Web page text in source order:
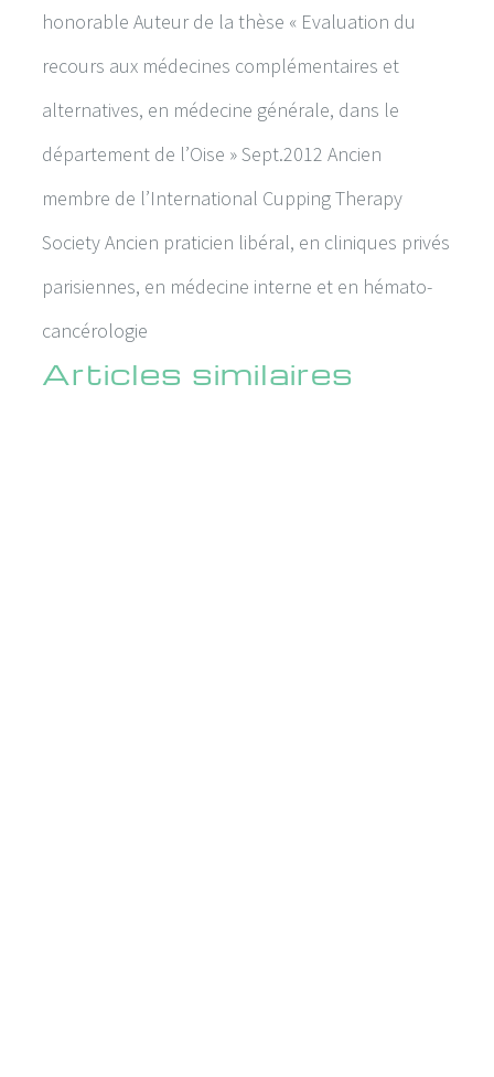
honorable Auteur de la thèse « Evaluation du
recours aux médecines complémentaires et
alternatives, en médecine générale, dans le
département de l’Oise » Sept.2012 Ancien
membre de l’International Cupping Therapy
Society Ancien praticien libéral, en cliniques privés
parisiennes, en médecine interne et en hémato-
cancérologie
Articles similaires